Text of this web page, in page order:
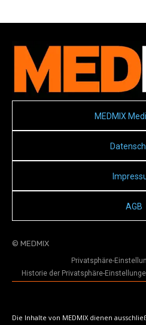
MEDMIX
AGB
© MEDMIX
Privatsphäre-
Historie der Privatsphäre-
Die Inhalte von MEDMIX dienen